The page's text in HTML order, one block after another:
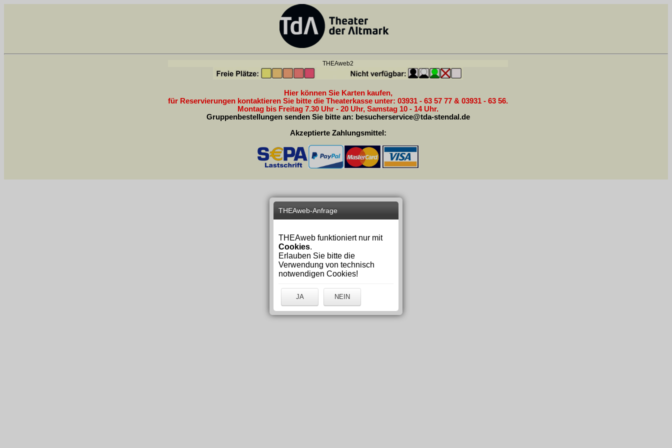
THEAweb2
Hier können Sie Karten kaufen,
für Reservierungen kontaktieren Sie bitte die Theaterkasse unter: 03931 - 63 57 77 & 03931 - 63 56.
Montag bis Freitag 7.30 Uhr - 20 Uhr, Samstag 10 - 14 Uhr.
Gruppenbestellungen senden Sie bitte an: besucherservice@tda-stendal.de
Akzeptierte Zahlungsmittel:
THEAweb-Anfrage
THEAweb funktioniert nur mit
Cookies.
Erlauben Sie bitte die
Verwendung von technisch
notwendigen Cookies!
JA NEIN